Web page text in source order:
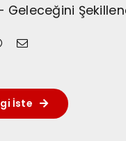
Geleceğini
İste